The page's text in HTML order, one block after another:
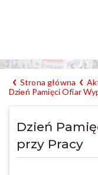
Strona główna
Dzień Pamięci Ofiar
Dzień
przy Pracy